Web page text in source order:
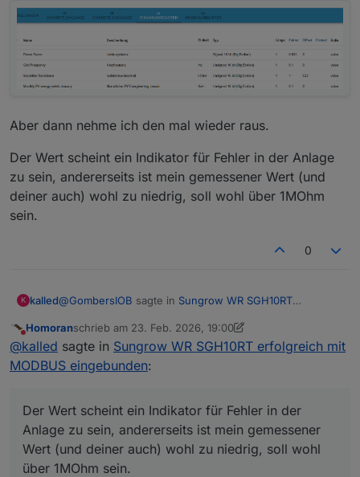
Aber dann nehme ich den mal wieder raus.
Der Wert scheint ein Indikator für Fehler in der Anlage
zu sein, andererseits ist mein gemessener Wert (und
deiner auch) wohl zu niedrig, soll wohl über 1MOhm
sein.
0
K kalled@GombersIOB sagte in Sungrow WR SGH10RT
@kalled sagte inSungrow WR SGH10RT erfolgreich
mit MODBUS eingebunden
Sind denn die 633kOhm der Offset für diesen
Wert? Ich konnte dazu nirgends finden (aber
Mist, "Offset" ist in dem Fall doppeldeutig, es gibt in der
einen Offset zu setzen:
Nicht stören
Homoranschrieb am 23. Feb. 2026, 19:00
zuletzt editiert von Homoran
@kalled sagte in Sungrow WR SGH10RT erfolgreich mit
MODBUS eingebunden:
Der Wert scheint ein Indikator für Fehler in der
Anlage zu sein, andererseits ist mein gemessener
Wert (und deiner auch) wohl zu niedrig, soll wohl
über 1MOhm sein.